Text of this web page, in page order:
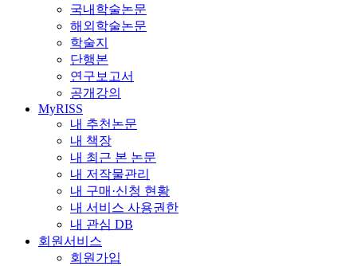
국내학술논문
해외학술논문
학술지
단행본
연구보고서
공개강의
MyRISS
내 추천논문
내 책장
내 최근 본 논문
내 저작물관리
내 구매·신청 현황
내 서비스 사용권한
내 관심 DB
회원서비스
회원가입